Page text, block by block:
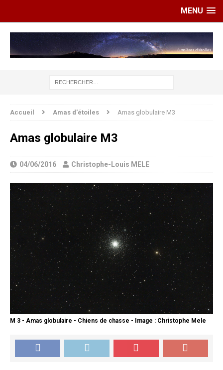
MENU
Accueil Amas d'étoiles Amas globulaire M3
Amas globulaire M3
04/06/2016 Christophe-Louis MELE
M 3 - Amas globulaire - Chiens de chasse - Image : Christophe Mele